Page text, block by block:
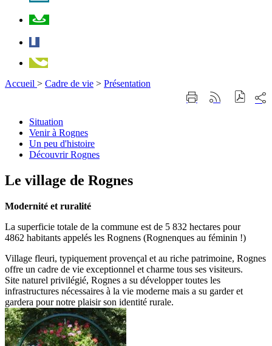
Accueil > Cadre de vie > Présentation
ImprimerGénérer
sur
Situation
Situation
Venir
à
Rognes
Venir à Rognes
Un
peu
Un peu d'histoire
Découvrir
Découvrir Rognes
Le village de Rognes
Modernité et ruralité
La superficie totale de la commune est de 5 832 hectares pour
4862 habitants appelés les Rognens (Rognenques au féminin !)
Village fleuri, typiquement provençal et au riche patrimoine, Rognes
offre un cadre de vie exceptionnel et charme tous ses visiteurs.
Site naturel privilégié, Rognes a su développer toutes les
infrastructures nécessaires à la vie moderne mais a su garder et
gardera pour notre plaisir son identité rurale.